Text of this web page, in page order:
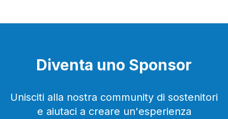
Diventa uno Sponsor
Unisciti alla nostra community di sostenitori
e aiutaci a creare un'esperienza